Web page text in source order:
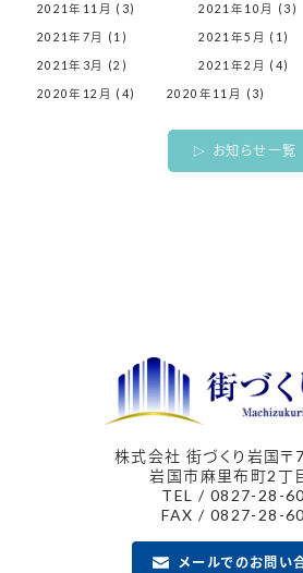
2021年11月 (3) 2021年10月 (3)
2021年7月 (1) 2021年5月 (1)
2021年3月 (2) 2021年2月 (4)
2020年12月 (4) 2020年11月 (3)
お知らせ一覧
株式会社 街づくり岩国〒
岩国市麻里布町2丁
TEL / 0827-28-
FAX / 0827-28-
メールでのお問い